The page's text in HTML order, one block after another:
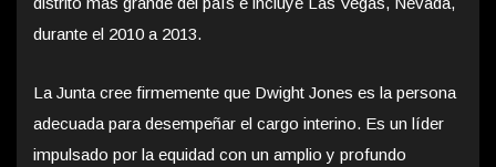
durante el 2010 a 2013.
La Junta cree firmemente que Dwight Jones es la persona
adecuada para desempeñar el cargo interino. Es un líder
impulsado por la equidad con un amplio y profundo